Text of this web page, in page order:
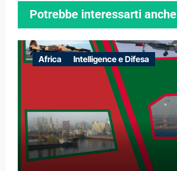
Potrebbe interessarti anche
Africa Intelligence e Difesa